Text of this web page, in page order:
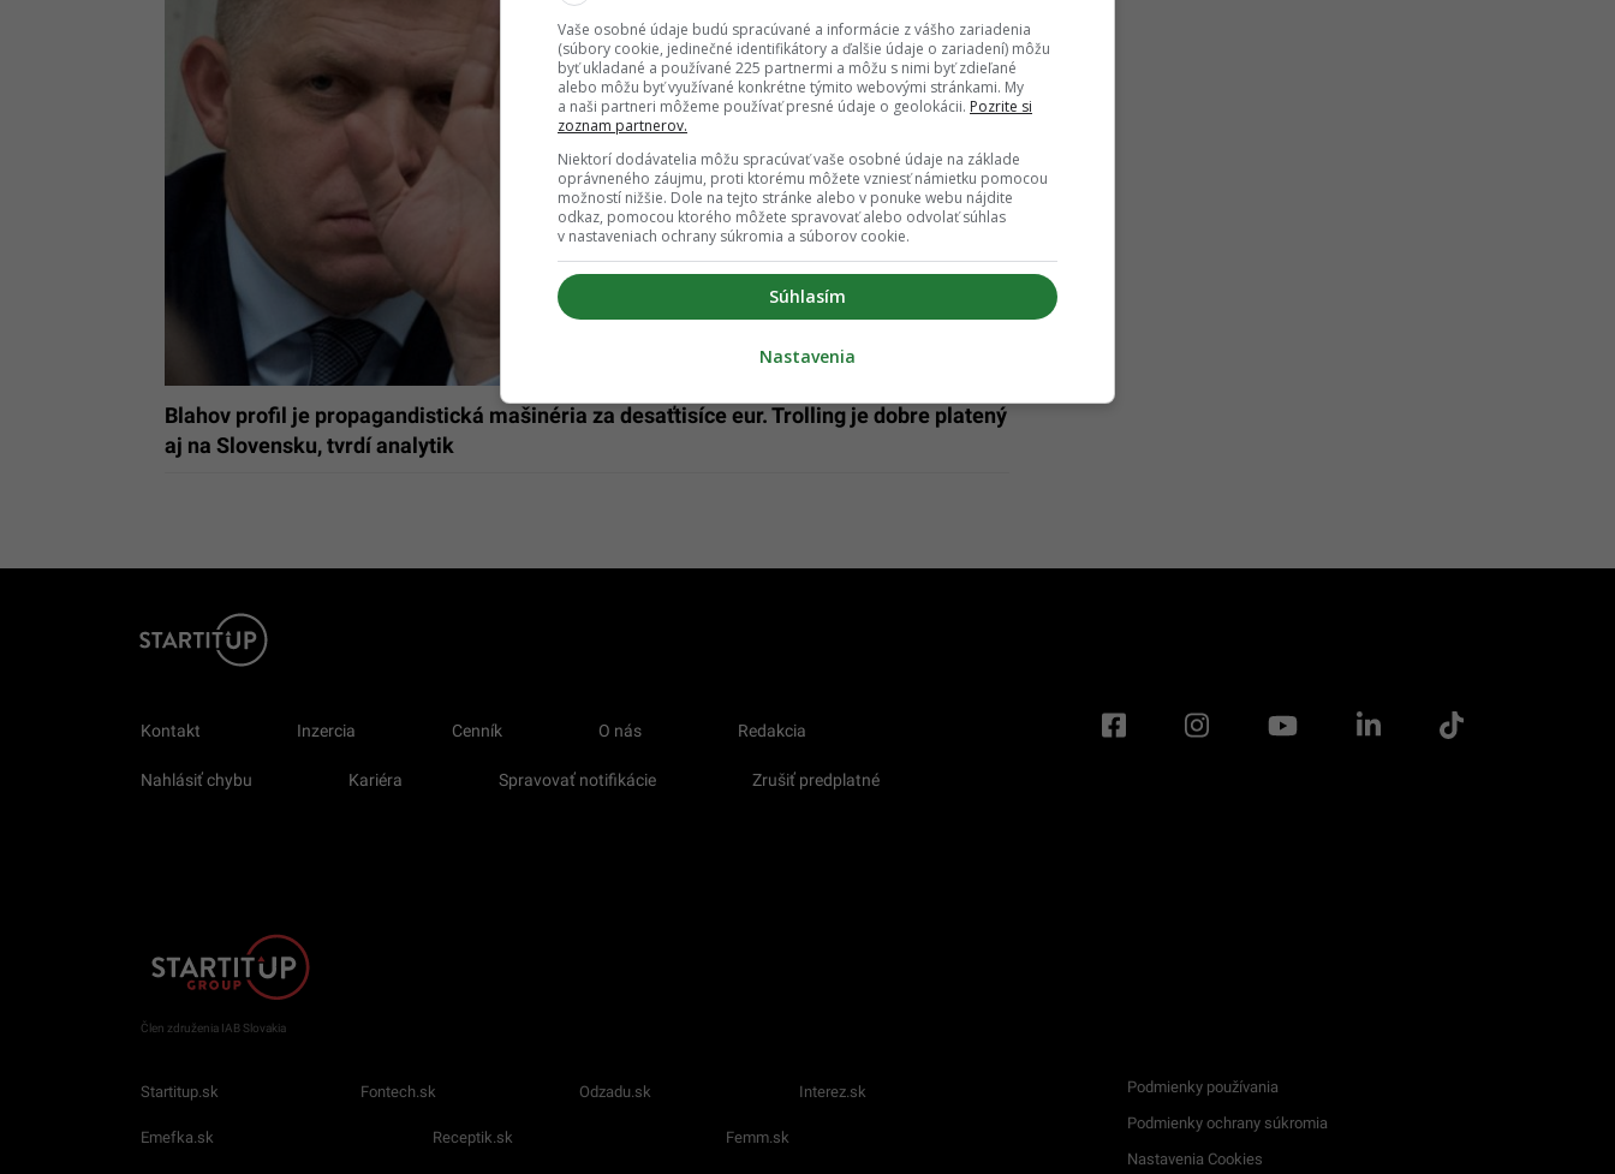
Blahov profil je propagandistická mašinéria za desaťtisíce eur. Trolling je dobre platený
aj na Slovensku, tvrdí analytik
Kontakt Inzercia Cenník O nás Redakcia
Nahlásiť chybu Kariéra Spravovať notifikácie Zrušiť predplatné
Člen združenia IAB Slovakia
Startitup.sk Fontech.sk Odzadu.sk Interez.sk
Emefka.sk Receptik.sk Femm.sk
Podmienky používania
Podmienky ochrany súkromia
Nastavenia Cookies
Vaše osobné údaje budú spracúvané a informácie z vášho zariadenia
(súbory cookie, jedinečné identifikátory a ďalšie údaje o zariadení) môžu
byť ukladané a používané 225 partnermi a môžu s nimi byť zdieľané
alebo môžu byť využívané konkrétne týmito webovými stránkami. My
a naši partneri môžeme používať presné údaje o geolokácii. Pozrite si
zoznam partnerov.
Niektorí dodávatelia môžu spracúvať vaše osobné údaje na základe
oprávneného záujmu, proti ktorému môžete vzniesť námietku pomocou
možností nižšie. Dole na tejto stránke alebo v ponuke webu nájdite
odkaz, pomocou ktorého môžete spravovať alebo odvolať súhlas
v nastaveniach ochrany súkromia a súborov cookie.
Súhlasím
Nastavenia